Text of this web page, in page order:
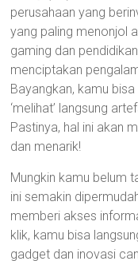
perusahaan yang
yang paling menonjol
gaming dan
menciptakan
Bayangkan, kamu
‘melihat’ langsung
Pastinya, hal ini akan
dan menarik!
Mungkin kamu belum
ini semakin
memberi akses
klik, kamu bisa
gadget dan inovasi